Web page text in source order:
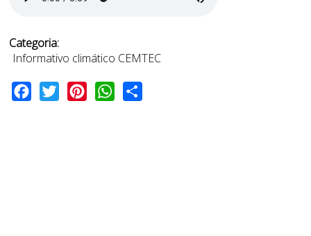
Categoria:
Informativo climático CEMTEC
Facebook
Twitter PinterestWhatsApp